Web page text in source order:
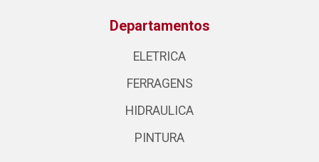
Departamentos
ELETRICA
FERRAGENS
HIDRAULICA
PINTURA